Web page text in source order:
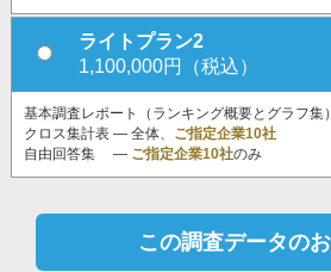
ライトプラン2
1,100,000円（税込）
基本調査レポート（ランキング概要とグラフ集）
クロス集計表 ― 全体、 ご指定企業10社
自由回答集 ― ご指定企業10社のみ